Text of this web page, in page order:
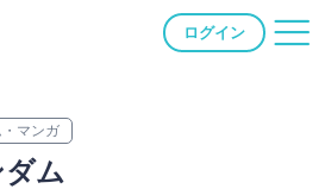
ログイン
マンガ
ム